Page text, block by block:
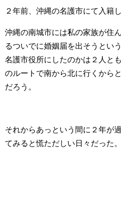
２年前、沖縄の名護市にて入籍し
沖縄の南城市には私の家族が住
るついでに婚姻届を出そうとい
名護市役所にしたのかは２人と
のルートで南から北に行くから
だろう。
それからあっという間に２年が
てみると慌ただしい日々だった。